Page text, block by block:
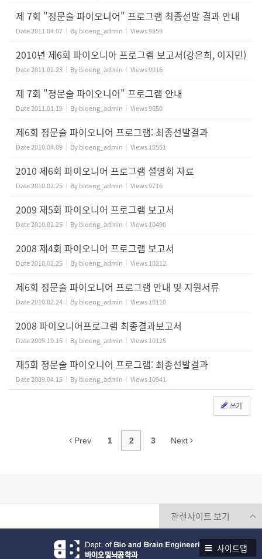
제 7회 "정문술 파이오니어" 프로그램 최종선발 결과 안내
Date2011.04.07 Bybioeng_admin Views9859
2010년 제6회 파이오니아 프로그램 보고서(강은희, 이지민)
Date2011.02.23 Bybioeng_admin Views9916
제 7회 "정문술 파이오니어" 프로그램 안내
Date2011.01.19 Bybioeng_admin Views9650
제6회 정문술 파이오니어 프로그램: 최종선발결과
Date2010.04.09 Bybioeng_admin Views10551
2010 제6회 파이오니어 프로그램 설명회 자료
Date2010.02.25 Bybioeng_admin Views9716
2009 제5회 파이오니어 프로그램 보고서
Date2010.02.25 Bybioeng_admin Views10490
2008 제4회 파이오니어 프로그램 보고서
Date2010.02.25 Bybioeng_admin Views10212
제6회 정문술 파이오니어 프로그램 안내 및 지원서류
Date2010.02.24 Bybioeng_admin Views10110
2008 파이오니어프로그램 최종결과보고서
Date2009.10.15 Bybioeng_admin Views10125
제5회 정문술 파이오니어 프로그램: 최종선발결과
Date2009.04.15 Bybioeng_admin Views10941
쓰기
Prev 1 2 3 Next
사이트맵